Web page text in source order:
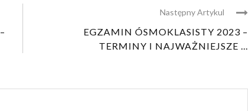
Następny Artykul
EGZAMIN ÓSMOKLASISTY 2023 –
TERMINY I NAJWAŻNIEJSZE ...